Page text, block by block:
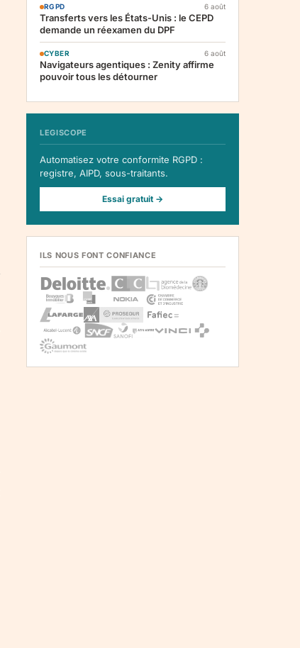
RGPD 6 août
Transferts vers les États-Unis : le CEPD
demande un réexamen du DPF
CYBER 6 août
Navigateurs agentiques : Zenity affirme
pouvoir tous les détourner
LEGISCOPE
Automatisez votre conformite RGPD :
registre, AIPD, sous-traitants.
Essai gratuit →
ILS NOUS FONT CONFIANCE